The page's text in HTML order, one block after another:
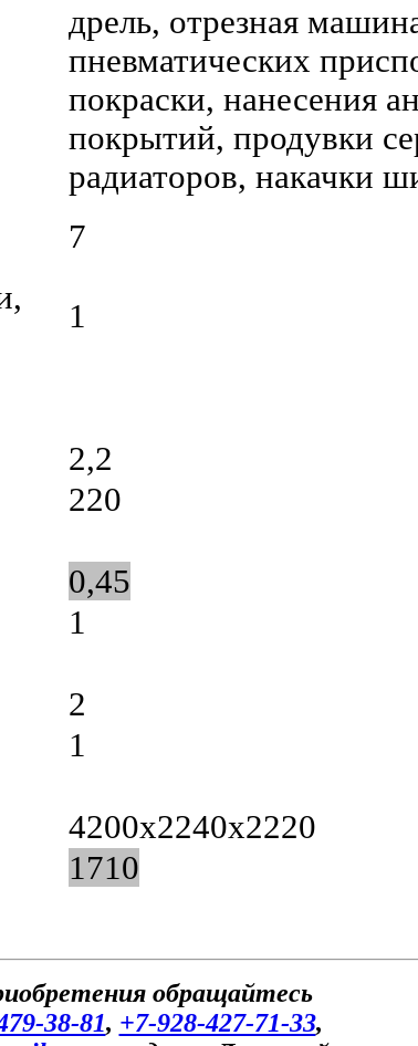
дрель, отрезная
пневматических
покраски, нанесения
покрытий, продувки
радиаторов, накачки
7
1
2,2
220
0,45
1
2
1
4200х2240х2220
1710
обращайтесь
38-81, +7-928-427-71-33,